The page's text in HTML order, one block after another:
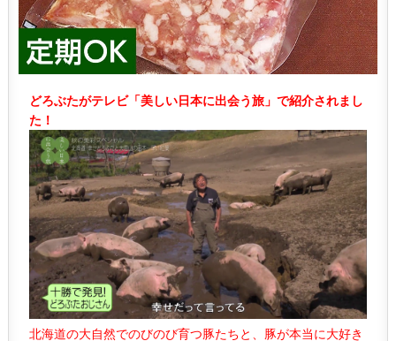
どろぶたがテレビ「美しい日本に出会う旅」で紹介されまし
た！
北海道の大自然でのびのび育つ豚たちと、豚が本当に大好き